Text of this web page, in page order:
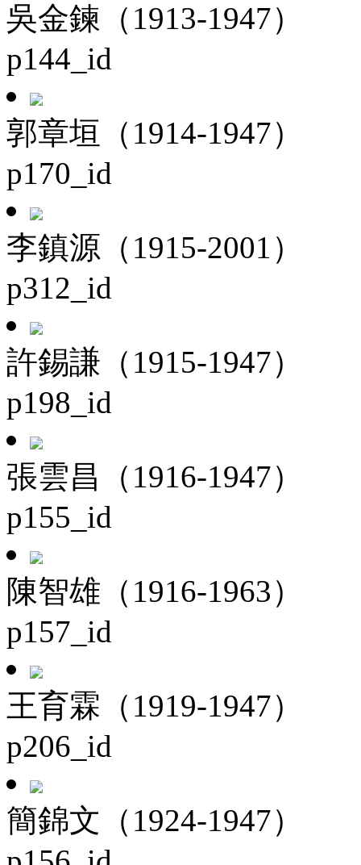
吳金鍊（1913-1947）
p144_id
郭章垣（1914-1947）
p170_id
李鎮源（1915-2001）
p312_id
許錫謙（1915-1947）
p198_id
張雲昌（1916-1947）
p155_id
陳智雄（1916-1963）
p157_id
王育霖（1919-1947）
p206_id
簡錦文（1924-1947）